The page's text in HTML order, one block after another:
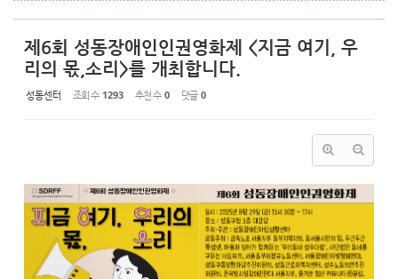
제6회 성동장애인인권영화제 <지금 여기, 우
리의 몫,소리>를 개최합니다.
성동센터 조회 수 1293 추천 수 0 댓글 0